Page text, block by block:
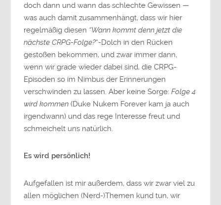
doch dann und wann das schlechte Gewissen —
was auch damit zusammenhängt, dass wir hier
regelmäßig diesen “Wann kommt denn jetzt die
nächste CRPG-Folge?“-Dolch in den Rücken
gestoßen bekommen, und zwar immer dann,
wenn wir grade wieder dabei sind, die CRPG-
Episoden so im Nimbus der Erinnerungen
verschwinden zu lassen. Aber keine Sorge:Folge 4
wird kommen (Duke Nukem Forever kam ja auch
irgendwann) und das rege Interesse freut und
schmeichelt uns natürlich.
Es wird persönlich!
Aufgefallen ist mir außerdem, dass wir zwar viel zu
allen möglichen (Nerd-)Themen kund tun, wir